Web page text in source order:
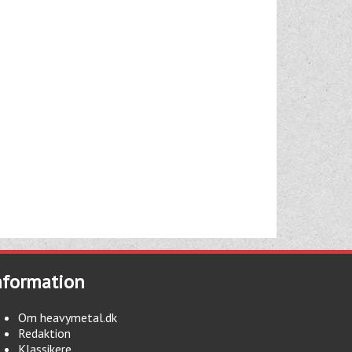
Om heavymetal.dk
Redaktion
Klassikere